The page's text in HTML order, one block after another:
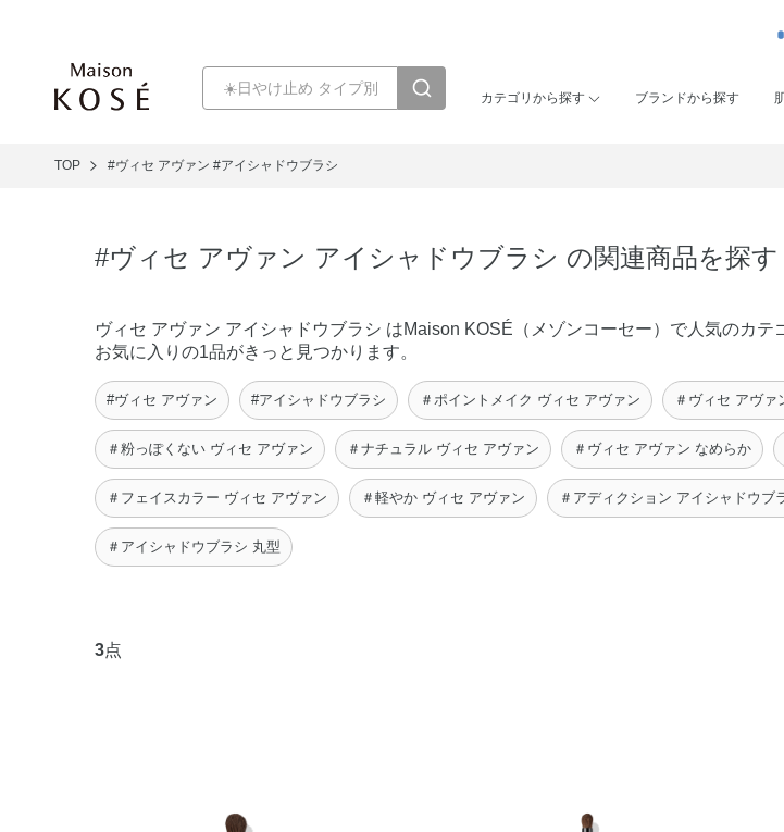
カテゴリから探す ブランドから探す
TOP #ヴィセ アヴァン #アイシャドウブラシ
#ヴィセ アヴァン アイシャドウブラシ の関連商品を探す
ヴィセ アヴァン アイシャドウブラシ はMaison KOSÉ（メゾンコーセー）で人気のカ
お気に入りの1品がきっと見つかります。
#ヴィセ アヴァン #アイシャドウブラシ ＃ポイントメイク ヴィセ アヴァン ＃ヴィセ アヴァ
＃粉っぽくない ヴィセ アヴァン ＃ナチュラル ヴィセ アヴァン ＃ヴィセ アヴァン なめらか
＃フェイスカラー ヴィセ アヴァン ＃軽やか ヴィセ アヴァン ＃アディクション アイシャドウブ
＃アイシャドウブラシ 丸型
3点